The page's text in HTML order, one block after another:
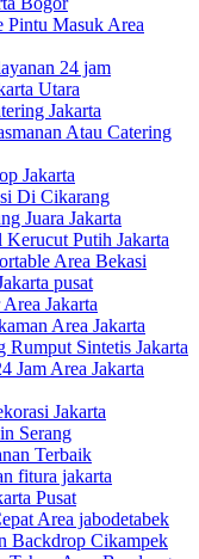
Pintu Masuk Area
24 jam
Utara
Jakarta
Atau Catering
Jakarta
Di Cikarang
Juara Jakarta
Kerucut Putih Jakarta
Area Bekasi
pusat
Jakarta
Area Jakarta
Rumput Sintetis Jakarta
Jam Area Jakarta
Jakarta
Serang
Terbaik
fitura jakarta
Pusat
Area jabodetabek
Backdrop Cikampek